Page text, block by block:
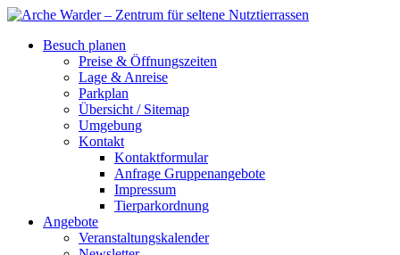
Besuch planen
Preise & Öffnungszeiten
Lage & Anreise
Parkplan
Übersicht / Sitemap
Umgebung
Kontakt
Kontaktformular
Anfrage Gruppenangebote
Impressum
Tierparkordnung
Angebote
Veranstaltungskalender